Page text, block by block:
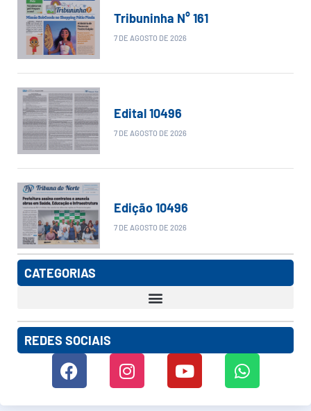
Tribuninha N° 161
7 DE AGOSTO DE 2026
Edital 10496
7 DE AGOSTO DE 2026
Edição 10496
7 DE AGOSTO DE 2026
CATEGORIAS
REDES SOCIAIS